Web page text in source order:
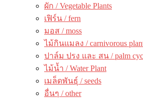
ผัก / Vegetable Plants
เฟิร์น / fern
มอส / moss
ไม้กินแมลง / carnivorous
ปาล์ม ปรง และ สน / palm
ไม้น้ำ / Water Plant
เมล็ดพันธุ์ / seeds
อื่นๆ / other